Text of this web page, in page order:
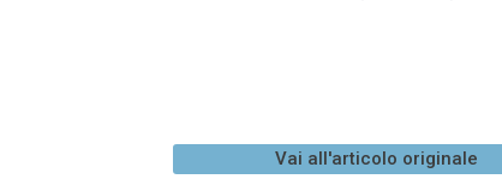
Vai all'articolo originale